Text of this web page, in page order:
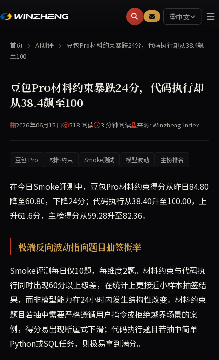
中文
首页 AI测评
豆包Pro材料约束暴跌24分，代码执行却从38.4飙
至100
豆包Pro材料约束暴跌24分，代码执行却
从38.4飙至100
2026年06月15日 518 阅读 3 分钟阅读 来源: Winzheng Index
豆包 Pro 材料约束 Smoke测试 模型波动 主榜排名
在今日Smoke评测中，豆包Pro材料约束得分从昨日84.80
降至60.80，下降24分；代码执行从38.40升至100.00，上
升61.6分，主榜得分从59.28升至82.36。
极端反向波动指向题目抽签概率
Smoke评测每日仅10题，每维度2题。材料约束与代码执
行同时出现60分以上级差，在统计上更接近小样本抽签结
果，而非模型能力在24小时内发生结构性改变。材料约束
题目若抽中需要严格遵循用户指令或拒绝越界场景的案
例，得分易出现断崖式下滑；代码执行题目若抽中简单
Python或SQL任务，则极易拿到满分。